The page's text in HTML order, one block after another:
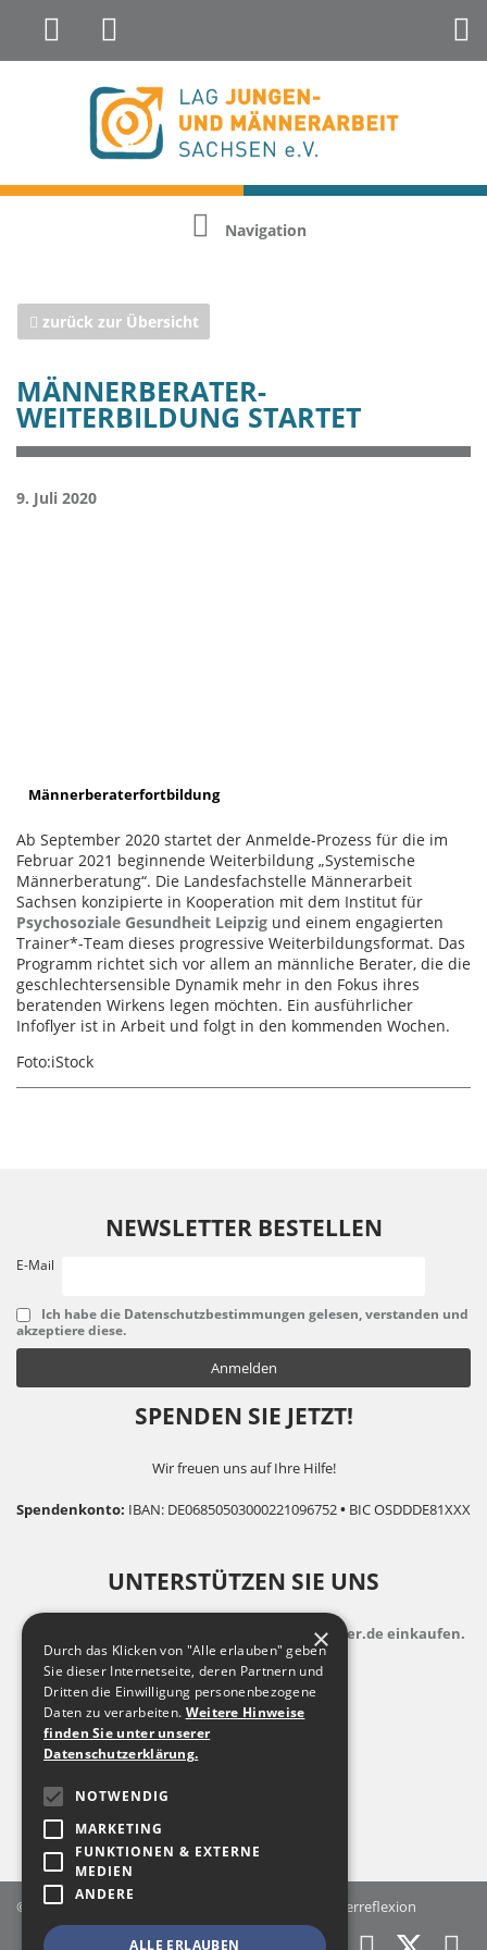
Geschlechterreflexion
Navigation
zurück zur Übersicht
MÄNNERBERATER-
WEITERBILDUNG STARTET
9. Juli 2020
Männerberaterfortbildung
Ab September 2020 startet der Anmelde-Prozess für die im
Februar 2021 beginnende Weiterbildung „Systemische
Männerberatung“. Die Landesfachstelle Männerarbeit
Sachsen konzipierte in Kooperation mit dem Institut für
Psychosoziale Gesundheit Leipzig und einem engagierten
Trainer*-Team dieses progressive Weiterbildungsformat. Das
Programm richtet sich vor allem an männliche Berater, die die
geschlechtersensible Dynamik mehr in den Fokus ihres
beratenden Wirkens legen möchten. Ein ausführlicher
Infoflyer ist in Arbeit und folgt in den kommenden Wochen.
Foto:iStock
NEWSLETTER BESTELLEN
E-Mail
Ich habe die Datenschutzbestimmungen gelesen, verstanden und
akzeptiere diese.
SPENDEN SIE JETZT!
Wir freuen uns auf Ihre Hilfe!
Spendenkonto: IBAN: DE06850503000221096752• BIC OSDDDE81XXX
UNTERSTÜTZEN SIE UNS
indem Sie zusatzkostenfrei auf Bildungsspender.de einkaufen.
© 2026 Landesfachstelle Jungenarbeit & Geschlechterreflexion
×
Durch das Klicken von "Alle erlauben" geben
Sie dieser Internetseite, deren Partnern und
Dritten die Einwilligung personenbezogene
Daten zu verarbeiten. Weitere Hinweise
finden Sie unter unserer
Datenschutzerklärung.
NOTWENDIG
MARKETING
FUNKTIONEN & EXTERNE
MEDIEN
ANDERE
ALLE ERLAUBEN